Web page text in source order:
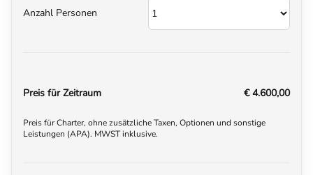
Anzahl Personen
Preis für Zeitraum € 4.600,00
Preis für Charter, ohne zusätzliche Taxen, Optionen und sonstige
Leistungen (APA). MWST inklusive.